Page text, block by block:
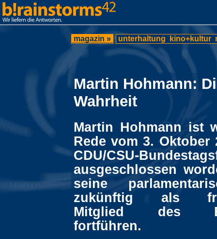
magazin » unterhaltung kino+kultur
Martin Hohmann:
Wahrheit
Martin Hohmann ist
Rede vom 3. Oktober
CDU/CSU-
ausgeschlossen
seine
zukünftig als
Mitglied des
fortführen.